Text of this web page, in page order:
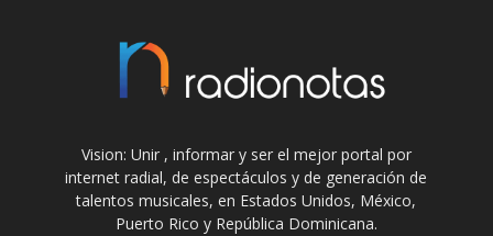
Vision: Unir , informar y ser el mejor portal por
internet radial, de espectáculos y de generación de
talentos musicales, en Estados Unidos, México,
Puerto Rico y República Dominicana.